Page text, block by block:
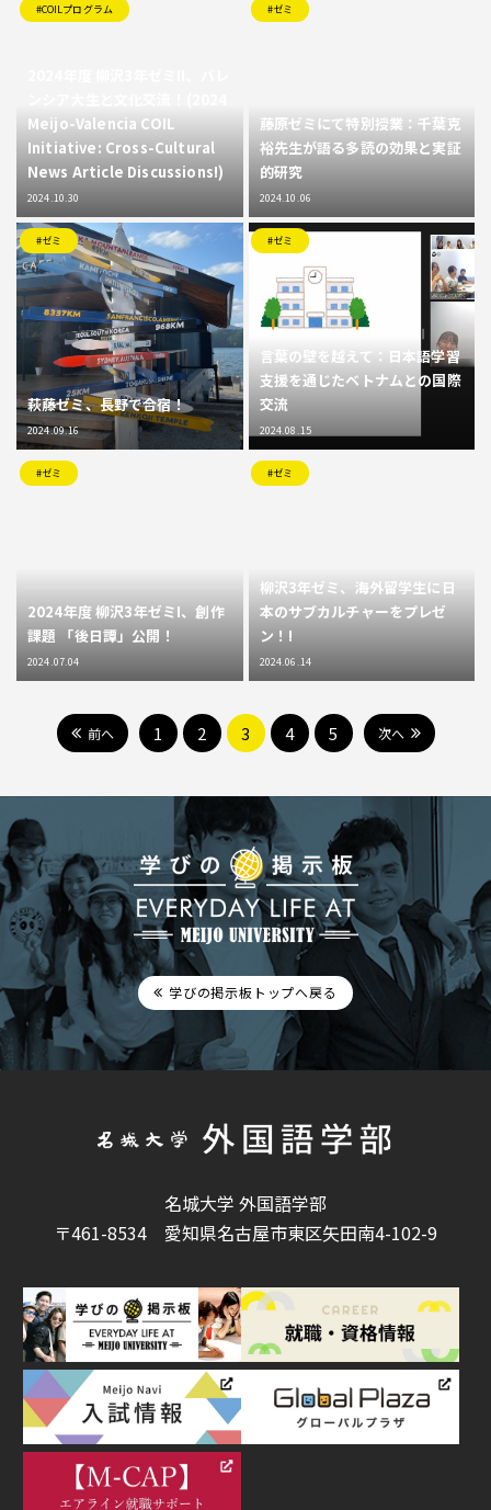
Meijo-Valencia COIL
Initiative: Cross-Cultural
News Article Discussions!)
2024.10.30
#COILプログラム
藤原ゼミにて特別授業：千葉克
裕先生が語る多読の効果と実証
的研究
2024.10.06
#ゼミ
萩藤ゼミ、長野で合宿！
2024.09.16
#ゼミ
言葉の壁を越えて：日本語学習
支援を通じたベトナムとの国際
交流
2024.08.15
#ゼミ
2024年度 柳沢3年ゼミI、創作
課題 「後日譚」公開！
2024.07.04
#ゼミ
柳沢3年ゼミ、海外留学生に日
本のサブカルチャーをプレゼ
ン！!
2024.06.14
#ゼミ
前へ 1 2 3 4 5 次へ
学びの掲示板トップへ戻る
名城大学 外国語学部
〒461-8534 愛知県名古屋市東区矢田南4-102-9